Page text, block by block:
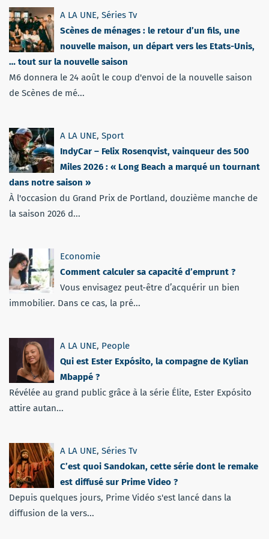
A LA UNE, Séries Tv
Scènes de ménages : le retour d’un fils, une
nouvelle maison, un départ vers les Etats-Unis,
… tout sur la nouvelle saison
M6 donnera le 24 août le coup d'envoi de la nouvelle saison
de Scènes de mé...
A LA UNE, Sport
IndyCar – Felix Rosenqvist, vainqueur des 500
Miles 2026 : « Long Beach a marqué un tournant
dans notre saison »
À l'occasion du Grand Prix de Portland, douzième manche de
la saison 2026 d...
Economie
Comment calculer sa capacité d’emprunt ?
Vous envisagez peut-être d’acquérir un bien
immobilier. Dans ce cas, la pré...
A LA UNE, People
Qui est Ester Expósito, la compagne de Kylian
Mbappé ?
Révélée au grand public grâce à la série Élite, Ester Expósito
attire autan...
A LA UNE, Séries Tv
C’est quoi Sandokan, cette série dont le remake
est diffusé sur Prime Video ?
Depuis quelques jours, Prime Vidéo s'est lancé dans la
diffusion de la vers...